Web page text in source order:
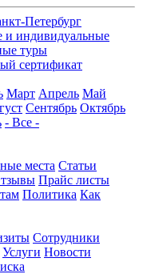
Петербург
и индивидуальные
туры
сертификат
Март Апрель Май
Сентябрь Октябрь
- Все -
места Статьи
Прайс листы
Политика Как
Сотрудники
Услуги Новости